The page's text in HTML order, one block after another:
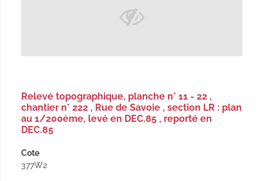
Relevé topographique, planche n° 11 - 22 ,
chantier n° 222 , Rue de Savoie , section LR : plan
au 1/200ème, levé en DEC.85 , reporté en
DEC.85
Cote
377W2